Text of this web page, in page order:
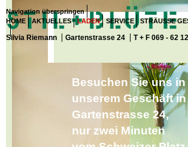
Silvia Riemann Gartenstrasse 24 T + F 069 - 62
Besuchen Sie uns in
unserem Geschäftin
Gartenstrasse 24,
nur zwei Minuten
Navigation überspringen
HOME
AKTUELLES LADEN SERVICE STRÄUSSE